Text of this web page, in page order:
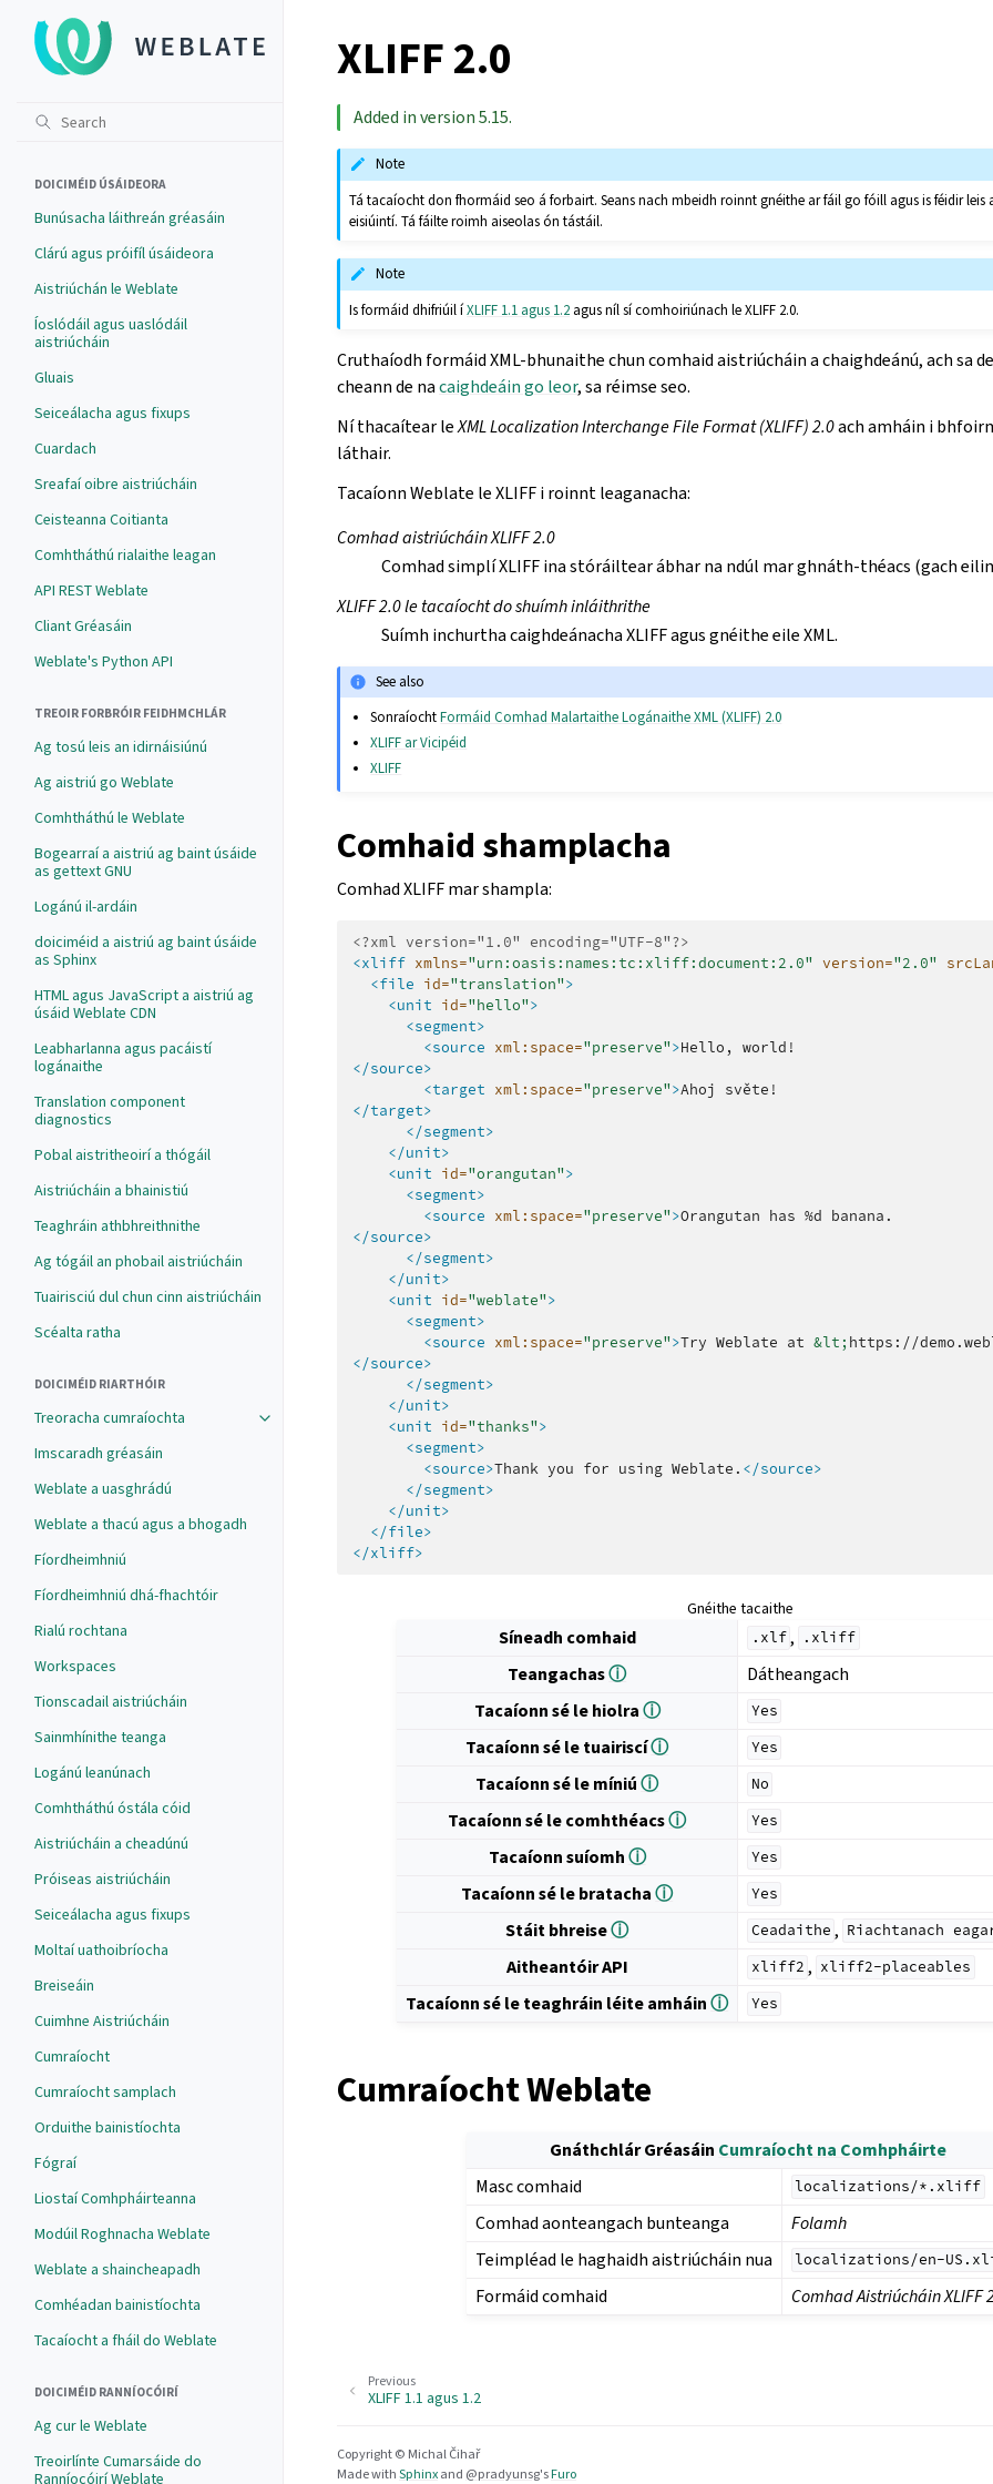
DOICIMÉID ÚSÁIDEORA
Bunúsacha láithreán gréasáin
Clárú agus próifíl úsáideora
Aistriúchán le Weblate
Íoslódáil agus uaslódáil
aistriúcháin
Gluais
Seiceálacha agus fixups
Cuardach
Sreafaí oibre aistriúcháin
Ceisteanna Coitianta
Comhtháthú rialaithe leagan
API REST Weblate
Cliant Gréasáin
Weblate's Python API
TREOIR FORBRÓIR FEIDHMCHLÁR
Ag tosú leis an idirnáisiúnú
Ag aistriú go Weblate
Comhtháthú le Weblate
Bogearraí a aistriú ag baint úsáide
as gettext GNU
Logánú il-ardáin
doiciméid a aistriú ag baint úsáide
as Sphinx
HTML agus JavaScript a aistriú ag
úsáid Weblate CDN
Leabharlanna agus pacáistí
logánaithe
Translation component
diagnostics
Pobal aistritheoirí a thógáil
Aistriúcháin a bhainistiú
Teaghráin athbhreithnithe
Ag tógáil an phobail aistriúcháin
Tuairisciú dul chun cinn aistriúcháin
Scéalta ratha
DOICIMÉID RIARTHÓIR
Treoracha cumraíochta
Imscaradh gréasáin
Weblate a uasghrádú
Weblate a thacú agus a bhogadh
Fíordheimhniú
Fíordheimhniú dhá-fhachtóir
Rialú rochtana
Workspaces
Tionscadail aistriúcháin
Sainmhínithe teanga
Logánú leanúnach
Comhtháthú óstála cóid
Aistriúcháin a cheadúnú
Próiseas aistriúcháin
Seiceálacha agus fixups
Moltaí uathoibríocha
Breiseáin
Cuimhne Aistriúcháin
Cumraíocht
Cumraíocht samplach
Orduithe bainistíochta
Fógraí
Liostaí Comhpháirteanna
Modúil Roghnacha Weblate
Weblate a shaincheapadh
Comhéadan bainistíochta
Tacaíocht a fháil do Weblate
DOICIMÉID RANNÍOCÓIRÍ
Ag cur le Weblate
Treoirlínte Cumarsáide do
Ranníocóirí Weblate
XLIFF 2.0
Added in version 5.15.
Note
Tá tacaíocht don fhormáid seo á forbairt. Seans nach mbeidh roinnt gnéithe ar fáil go fóill agus is féidir
eisiúintí. Tá fáilte roimh aiseolas ón tástáil.
Note
Is formáid dhifriúil íXLIFF 1.1 agus 1.2 agus níl sí comhoiriúnach le XLIFF 2.0.
Cruthaíodh formáid XML-bhunaithe chun comhaid aistriúcháin a chaighdeánú, ach sa
cheann de nacaighdeáin go leor, sa réimse seo.
Ní thacaítear leXML Localization Interchange File Format (XLIFF) 2.0ach amháin i
láthair.
Tacaíonn Weblate le XLIFF i roinnt leaganacha:
Comhad aistriúcháin XLIFF 2.0
Comhad simplí XLIFF ina stóráiltear ábhar na ndúl mar ghnáth-théacs (gach
XLIFF 2.0 le tacaíocht do shuímh inláithrithe
Suímh inchurtha caighdeánacha XLIFF agus gnéithe eile XML.
See also
SonraíochtFormáid Comhad Malartaithe Logánaithe XML (XLIFF) 2.0
XLIFF ar Vicipéid
XLIFF
Comhaid shamplacha
Comhad XLIFF mar shampla:
<?xml version="1.0" encoding="UTF-8"?>
<xliff xmlns="urn:oasis:names:tc:xliff:document:2.0" version="2.0"
<file id="translation">
<unit id="hello">
<segment>
<source xml:space="preserve">Hello,
</source>
<target xml:space="preserve">Ahoj
</target>
</segment>
</unit>
<unit id="orangutan">
<segment>
<source xml:space="preserve">Orangutan has %d
</source>
</segment>
</unit>
<unit id="weblate">
<segment>
<source xml:space="preserve">Try Weblate at &lt;https://
</source>
</segment>
</unit>
<unit id="thanks">
<segment>
<source>Thank you for using Weblate. </source>
</segment>
</unit>
</file>
</xliff>
Gnéithe tacaithe
Síneadh comhaid .xlf , .xliff
Teangachasⓘ
Dátheangach
Tacaíonn sé le hiolraⓘ Yes
Tacaíonn sé le tuairiscíⓘ Yes
Tacaíonn sé le míniúⓘ No
Tacaíonn sé le comhthéacsⓘ Yes
Tacaíonn suíomhⓘ Yes
Tacaíonn sé le bratachaⓘ Yes
Stáit bhreiseⓘ Ceadaithe , Riachtanach
Aitheantóir API xliff2 , xliff2-placeables
Tacaíonn sé le teaghráin léite amháinⓘ Yes
Cumraíocht Weblate
Gnáthchlár Gréasáin Cumraíocht na Comhpháirte
Masc comhaid
localizations/*.xliff
Comhad aonteangach bunteanga
Folamh
Teimpléad le haghaidh aistriúcháin nua
localizations/en-
Formáid comhaid Comhad Aistriúcháin XLIFF
Previous
XLIFF 1.1 agus 1.2
Copyright © Michal Čihař
Made withSphinxand @pradyunsg'sFuro